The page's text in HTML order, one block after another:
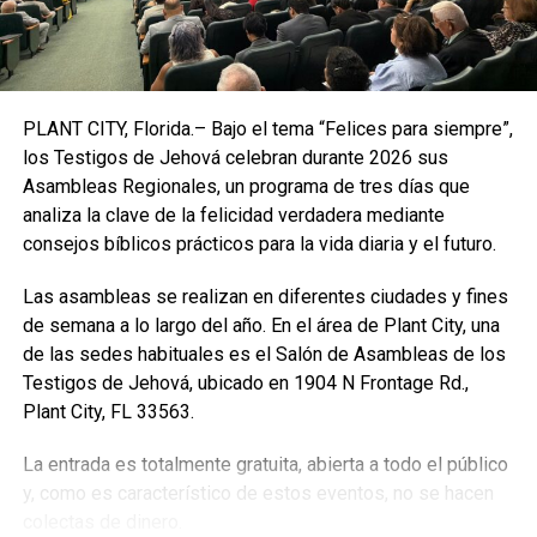
Así, recordaron que fue precisamente el régimen de
Maduro, “quién violó lo establecido en el Acuerdo de
Barbados de 2023, el cual contemplaba expresamente el
presidenciales”.
Para finalizar, los líderes políticos expresaron que
intenciones del régimen expresadas por su vocero, Jorge
Rodríguez, son contradictorias con la ola represiva
La cuestionada reelección de Maduro desató protestas en
el país caribeño que se saldaron con 27 muertos, unos
200 heridos y más de 2.400 detenidos.
optó por pedir asilo en España tras pasar un mes en la
clandestinidad y ser objeto de una orden de captura en
PLANT CITY, Florida.– Bajo el tema “Felices para siempre”,
los Testigos de Jehová celebran durante 2026 sus
Asambleas Regionales, un programa de tres días que
analiza la clave de la felicidad verdadera mediante
consejos bíblicos prácticos para la vida diaria y el futuro.
Las asambleas se realizan en diferentes ciudades y fines
de semana a lo largo del año. En el área de Plant City, una
de las sedes habituales es el Salón de Asambleas de los
Testigos de Jehová, ubicado en 1904 N Frontage Rd.,
Plant City, FL 33563.
La entrada es totalmente gratuita, abierta a todo el público
y, como es característico de estos eventos, no se hacen